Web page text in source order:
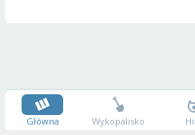
Główna Wykopalisko